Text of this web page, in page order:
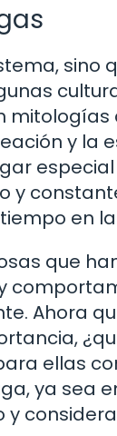
sino
y la
y
en
que
Ahora
ellas
ya sea